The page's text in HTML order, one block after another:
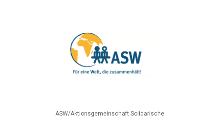
ASW/Aktionsgemeinschaft Solidarische